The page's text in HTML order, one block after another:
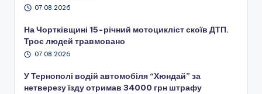
07.08.2026
На Чортківщині 15-річний мотоцикліст скоїв ДТП.
Троє людей травмовано
07.08.2026
У Тернополі водій автомобіля “Хюндай” за
нетверезу їзду отримав 34000 грн штрафу